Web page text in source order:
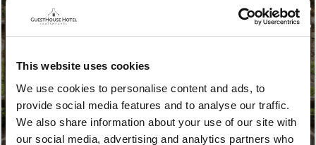
This website uses cookies
We use cookies to personalise content and ads, to
provide social media features and to analyse our traffic.
We also share information about your use of our site with
our social media, advertising and analytics partners who
PAQUETE CUENTOS DE
HADAS Y SAFARI
entrada de un día para Efteling y otra para Beekse
Bergen, volverás a casa con un montón de historias
que contar. Los niños de 3 años solo pagan la